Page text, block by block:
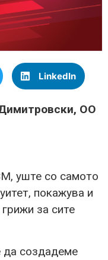
LinkedIn
ОО
уште со самото
покажува и
за сите
да создадеме